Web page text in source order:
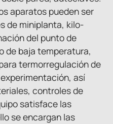
aparatos pueden ser
de miniplanta, kilo-
del punto de
de baja temperatura,
termorregulación de
así
controles de
satisface las
se encargan las